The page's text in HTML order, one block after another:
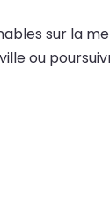
sur la
ou